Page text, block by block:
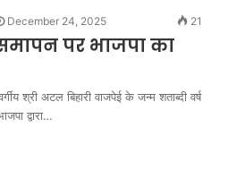
December 24, 2025 21
पर भाजपा का
श्री अटल बिहारी वाजपेई के जन्म शताब्दी वर्ष
द्वारा…